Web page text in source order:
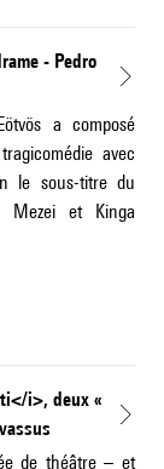
- Pedro
a composé
avec
le sous-titre du
Mezei et Kinga
i>, deux «
de théâtre – et